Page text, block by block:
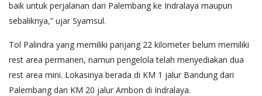
baik untuk perjalanan dari Palembang ke Indralaya maupun
sebaliknya,” ujar Syamsul.
Tol Palindra yang memiliki panjang 22 kilometer belum memiliki
rest area permanen, namun pengelola telah menyediakan dua
rest area mini. Lokasinya berada di KM 1 jalur Bandung dari
Palembang dan KM 20 jalur Ambon di Indralaya.